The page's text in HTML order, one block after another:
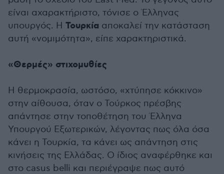
είναι αχαρακτήριστο, τόνισε ο Έλληνας
υπουργός. Η Τουρκία αποκαλεί την κατάσταση
αυτή «νομιμότητα», είπε χαρακτηριστικά.
«Θερμές» στιχομυθίες
Η θερμοκρασία, ωστόσο, «χτύπησε κόκκινο»
στην αίθουσα, όταν ο Τούρκος πρέσβης
απάντησε στην τοποθέτηση του Έλληνα
Υπουργού Εξωτερικών, λέγοντας πως όλα όσα
κάνει η Τουρκία, τα κάνει ως απάντηση στις
κινήσεις της Ελλάδας. Ο ίδιος αναφέρθηκε και
στο casus belli και περιέγραψε πως αυτό